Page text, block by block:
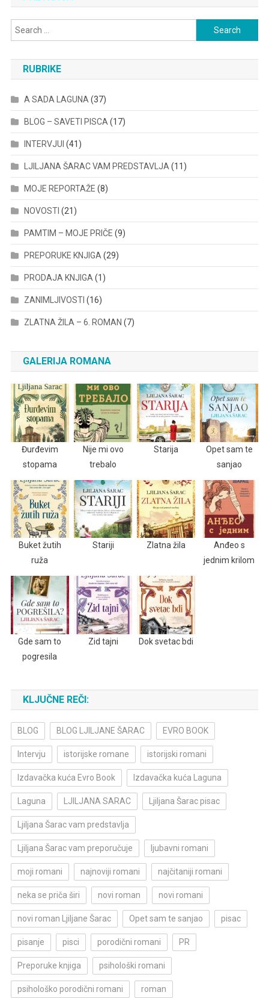
Search
for:
RUBRIKE
A SADA LAGUNA(37)
BLOG – SAVETI PISCA(17)
INTERVJUI (41)
LJILJANA ŠARAC VAM PREDSTAVLJA(11)
MOJE REPORTAŽE (8)
NOVOSTI (21)
PAMTIM – MOJE PRIČE (9)
PREPORUKE KNJIGA(29)
PRODAJA KNJIGA(1)
ZANIMLJIVOSTI (16)
ZLATNA ŽILA – 6. ROMAN (7)
GALERIJA ROMANA
Đurđevim
stopama
Nije mi ovo
trebalo
Starija
Opet sam te
sanjao
Buket žutih
ruža
Stariji Zlatna žila
Anđeo s
jednim krilom
Gde sam to
pogresila
Zid tajni Dok svetac bdi
KLJUČNE REČI:
BLOG BLOG LJILJANE ŠARAC EVRO BOOK
Intervju istorijske romane istorijski romani
Izdavačka kuća Evro Book Izdavačka kuća Laguna
Laguna LJILJANA SARAC Ljiljana Šarac pisac
Ljiljana Šarac vam predstavlja
Ljiljana Šarac vam preporučuje ljubavni romani
moji romani najnoviji romani najčitaniji romani
neka se priča širi novi roman novi romani
novi roman Ljiljane Šarac Opet sam te sanjao pisac
pisanje pisci porodični romani PR
Preporuke knjiga psihološki romani
psihološko porodični romani roman